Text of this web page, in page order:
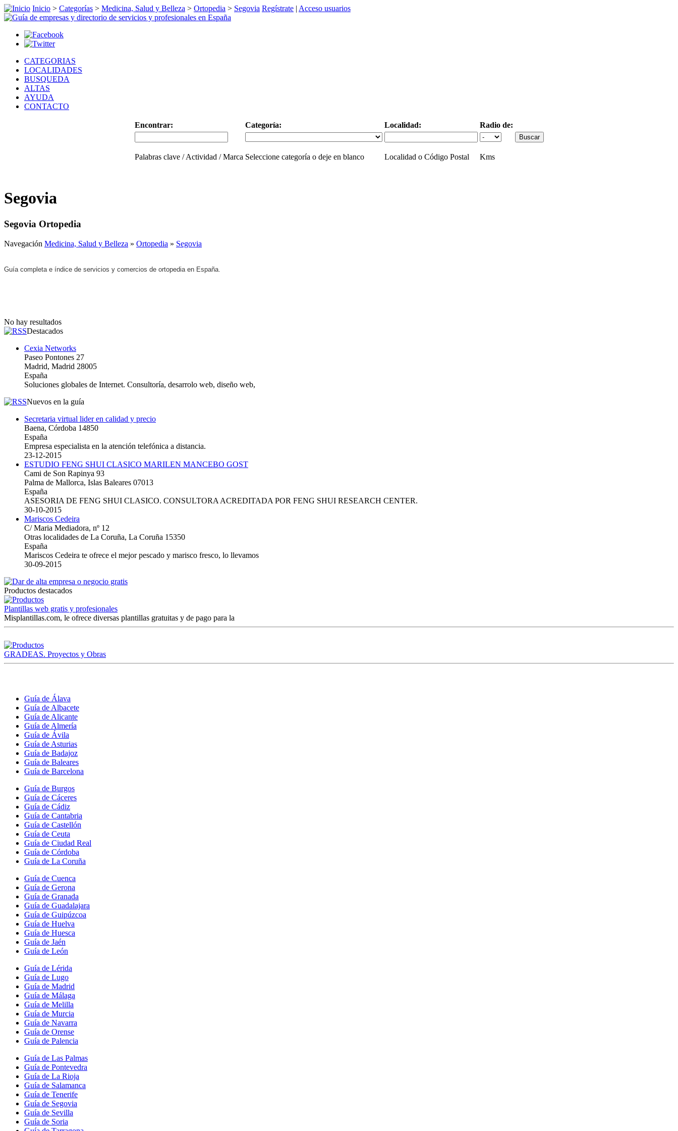
Inicio > Categorías > Medicina, Salud y Belleza > Ortopedia > Segovia Regístrate | Acceso usuarios
CATEGORIAS
LOCALIDADES
BUSQUEDA
ALTAS
AYUDA
CONTACTO
Encontrar: Categoría: Localidad: Radio de:
Palabras clave / Actividad / Marca Seleccione categoría o deje en blanco Localidad o Código Postal Kms
Segovia
Segovia Ortopedia
Navegación Medicina, Salud y Belleza » Ortopedia » Segovia
Guía completa e índice de servicios y comercios de ortopedia en España.
No hay resultados
Destacados
Cexia Networks
Paseo Pontones 27
Madrid, Madrid 28005
España
Soluciones globales de Internet. Consultoría, desarrolo web, diseño web,
Nuevos en la guía
Secretaria virtual lider en calidad y precio
Baena, Córdoba 14850
España
Empresa especialista en la atención telefónica a distancia.
23-12-2015
ESTUDIO FENG SHUI CLASICO MARILEN MANCEBO GOST
Cami de Son Rapinya 93
Palma de Mallorca, Islas Baleares 07013
España
ASESORIA DE FENG SHUI CLASICO. CONSULTORA ACREDITADA POR FENG SHUI RESEARCH CENTER.
30-10-2015
Mariscos Cedeira
C/ Maria Mediadora, nº 12
Otras localidades de La Coruña, La Coruña 15350
España
Mariscos Cedeira te ofrece el mejor pescado y marisco fresco, lo llevamos
30-09-2015
Productos destacados
Plantillas web gratis y profesionales
Misplantillas.com, le ofrece diversas plantillas gratuitas y de pago para la
GRADEAS. Proyectos y Obras
Guía de Álava
Guía de Albacete
Guía de Alicante
Guía de Almería
Guía de Ávila
Guía de Asturias
Guía de Badajoz
Guía de Baleares
Guía de Barcelona
Guía de Burgos
Guía de Cáceres
Guía de Cádiz
Guía de Cantabria
Guía de Castellón
Guía de Ceuta
Guía de Ciudad Real
Guía de Córdoba
Guía de La Coruña
Guía de Cuenca
Guía de Gerona
Guía de Granada
Guía de Guadalajara
Guía de Guipúzcoa
Guía de Huelva
Guía de Huesca
Guía de Jaén
Guía de León
Guía de Lérida
Guía de Lugo
Guía de Madrid
Guía de Málaga
Guía de Melilla
Guía de Murcia
Guía de Navarra
Guía de Orense
Guía de Palencia
Guía de Las Palmas
Guía de Pontevedra
Guía de La Rioja
Guía de Salamanca
Guía de Tenerife
Guía de Segovia
Guía de Sevilla
Guía de Soria